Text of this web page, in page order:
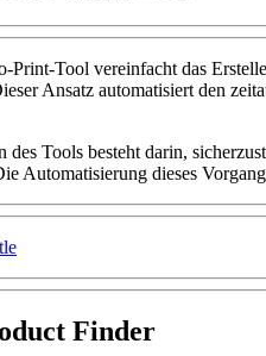
Print-Tool vereinfacht das
Ansatz automatisiert den
Tools besteht darin,
Automatisierung dieses
Finder